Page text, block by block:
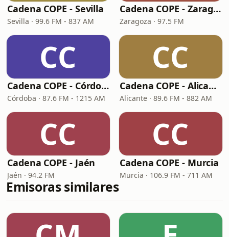
Cadena COPE - Sevilla
Sevilla · 99.6 FM - 837 AM
Cadena COPE - Zaragoza
Zaragoza · 97.5 FM
CC
Cadena COPE - Córdoba
Córdoba · 87.6 FM - 1215 AM
CC
Cadena COPE - Alicante
Alicante · 89.6 FM - 882 AM
CC
Cadena COPE - Jaén
Jaén · 94.2 FM
CC
Cadena COPE - Murcia
Murcia · 106.9 FM - 711 AM
Emisoras similares